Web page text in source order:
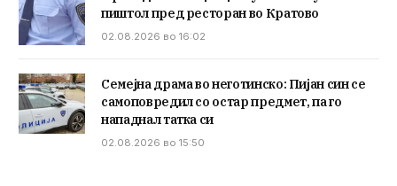
пиштол пред ресторан во Кратово
02.08.2026 во 16:02
Семејна драма во неготинско: Пијан син се
самоповредил со остар предмет, па го
нападнал татка си
02.08.2026 во 15:50